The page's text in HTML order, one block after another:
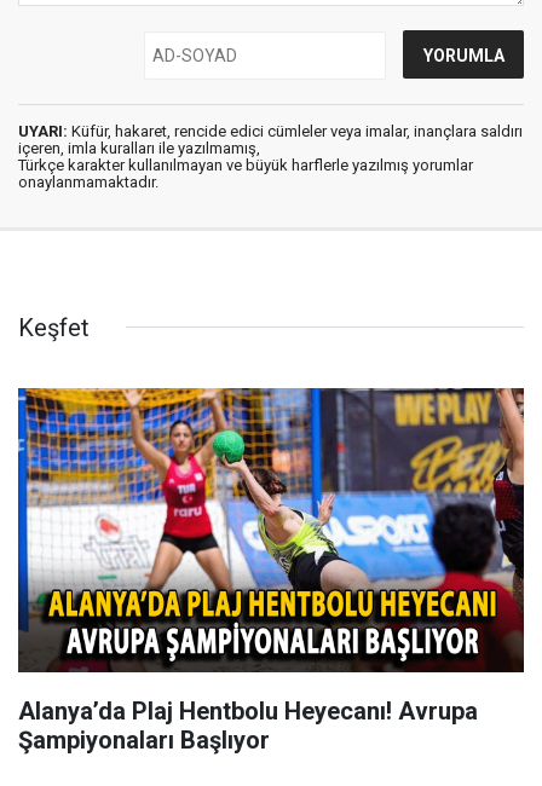
UYARI: Küfür, hakaret, rencide edici cümleler veya imalar, inançlara saldırı
içeren, imla kuralları ile yazılmamış,
Türkçe karakter kullanılmayan ve büyük harflerle yazılmış yorumlar
onaylanmamaktadır.
Keşfet
Alanya’da Plaj Hentbolu Heyecanı! Avrupa
Şampiyonaları Başlıyor